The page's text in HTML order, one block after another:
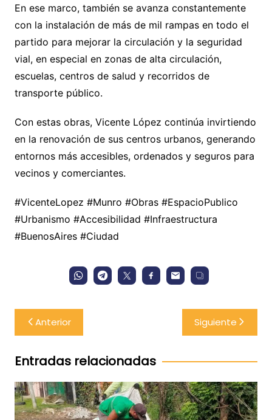
En ese marco, también se avanza constantemente
con la instalación de más de mil rampas en todo el
partido para mejorar la circulación y la seguridad
vial, en especial en zonas de alta circulación,
escuelas, centros de salud y recorridos de
transporte público.
Con estas obras, Vicente López continúa invirtiendo
en la renovación de sus centros urbanos, generando
entornos más accesibles, ordenados y seguros para
vecinos y comerciantes.
#VicenteLopez #Munro #Obras #EspacioPublico
#Urbanismo #Accesibilidad #Infraestructura
#BuenosAires #Ciudad
Navegación
de
entradas
Anterior Siguiente
Entradas relacionadas